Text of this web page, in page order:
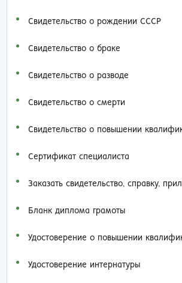
Свидетельство о рождении СССР
Свидетельство о браке
Свидетельство о разводе
Свидетельство о смерти
Свидетельство о повышении
Сертификат специалиста
Заказать cвидетельство, справку,
Бланк диплома грамоты
Удостоверение о повышении
Удостоверение интернатуры